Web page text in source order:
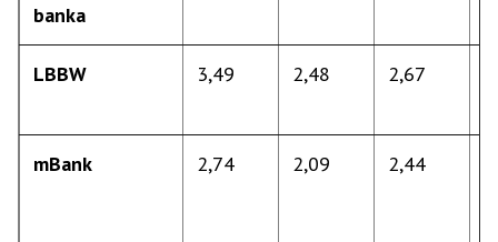
banka
LBBW 3,49 2,48 2,67
mBank 2,74 2,09 2,44